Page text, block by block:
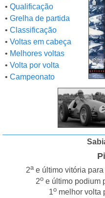
• Qualificação
• Grelha de partida
• Classificação
• Voltas em cabeça
• Melhores voltas
• Volta por volta
• Campeonato
2ae último vitória para
2o e último podium
1o melhor volta